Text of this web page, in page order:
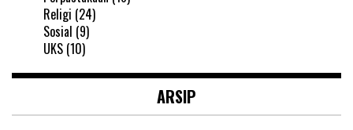
Religi (24)
Sosial (9)
UKS (10)
ARSIP